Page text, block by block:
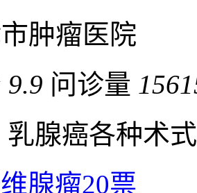
肿瘤医院
9.9 问诊量
乳腺癌各种术
腺瘤20票